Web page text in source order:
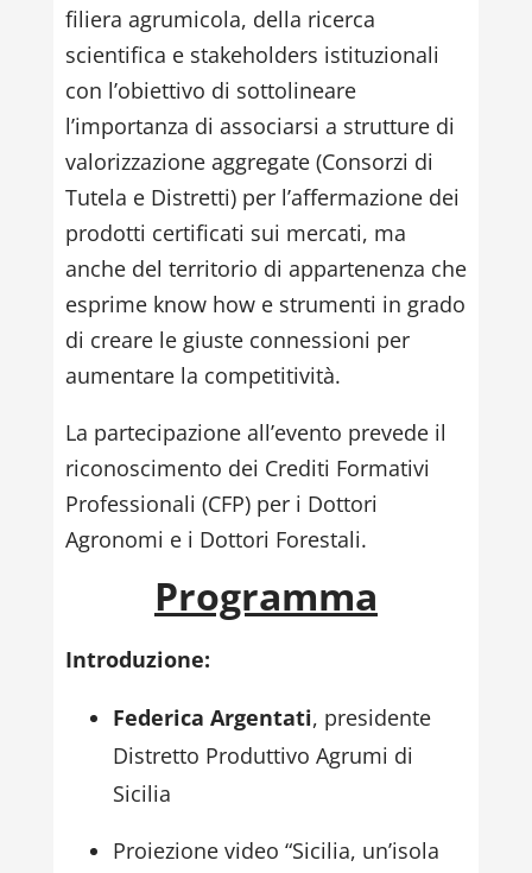
filiera agrumicola, della ricerca
scientifica e stakeholders istituzionali
con l’obiettivo di sottolineare
l’importanza di associarsi a strutture di
valorizzazione aggregate (Consorzi di
Tutela e Distretti) per l’affermazione dei
prodotti certificati sui mercati, ma
anche del territorio di appartenenza che
esprime know how e strumenti in grado
di creare le giuste connessioni per
aumentare la competitività.
La partecipazione all’evento prevede il
riconoscimento dei Crediti Formativi
Professionali (CFP) per i Dottori
Agronomi e i Dottori Forestali.
Programma
Introduzione:
Federica Argentati, presidente
Distretto Produttivo Agrumi di
Sicilia
Proiezione video “Sicilia, un’isola